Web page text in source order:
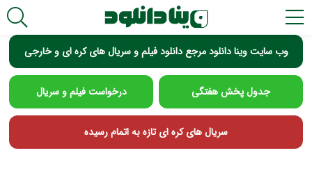
وب سایت وینا دانلود مرجع دانلود فیلم و سریال های کره ای و خارجی
جدول پخش هفتگی درخواست فیلم و سریال
سریال های کره ای تازه به اتمام رسیده